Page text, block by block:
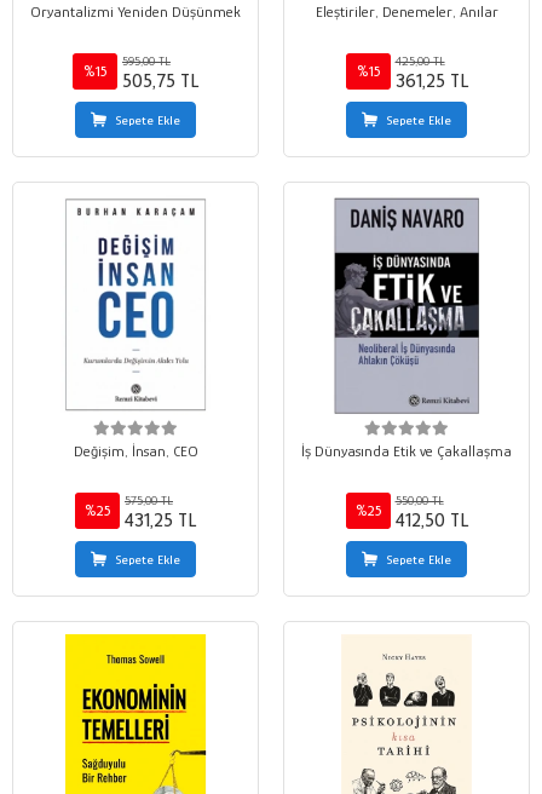
Oryantalizmi Yeniden Düşünmek
%15
595,00 TL
505,75 TL
Sepete Ekle
Eleştiriler, Denemeler, Anılar
%15
425,00 TL
361,25 TL
Sepete Ekle
Değişim, İnsan, CEO
%25
575,00 TL
431,25 TL
Sepete Ekle
İş Dünyasında Etik ve Çakallaşma
%25
550,00 TL
412,50 TL
Sepete Ekle